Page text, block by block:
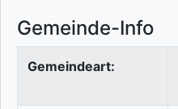
Gemeinde-Info
Gemeindeart: